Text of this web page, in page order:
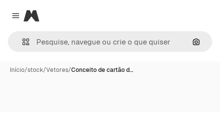
Close menu
Magnific
Início/stock/Vetores/Conceito de cartão d…